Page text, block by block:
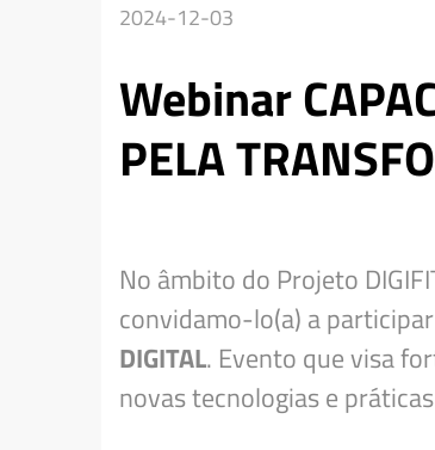
2024-12-03
Webinar
PELA
No âmbito do Projeto
convidamo-lo(a) a
DIGITAL. Evento que visa
novas tecnologias e